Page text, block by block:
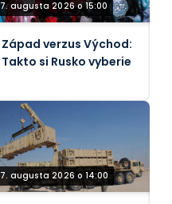
7. augusta 2026 o 15:00
Západ verzus Východ:
Takto si Rusko vyberie
7. augusta 2026 o 14:00